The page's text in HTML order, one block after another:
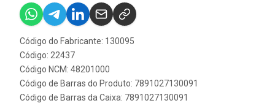
Código do Fabricante: 130095
Código: 22437
Código NCM: 48201000
Código de Barras do Produto: 7891027130091
Código de Barras da Caixa: 7891027130091